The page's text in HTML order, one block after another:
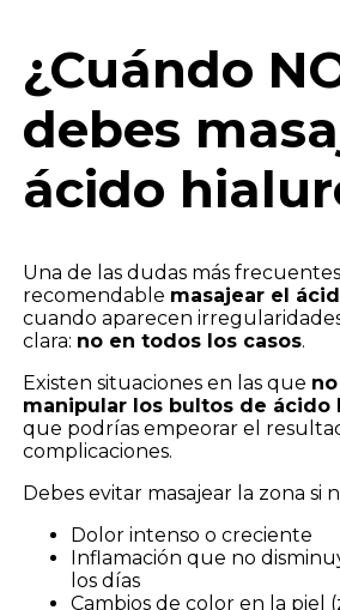
¿Cuándo
debes
ácido
Una de las dudas más
recomendable masajear el
cuando aparecen
clara: no en todos los casos.
Existen situaciones en las que
manipular los bultos de ácido
que podrías empeorar el
complicaciones.
Debes evitar masajear la zona si
Dolor intenso o creciente
Inflamación que no
los días
Cambios de color en la piel